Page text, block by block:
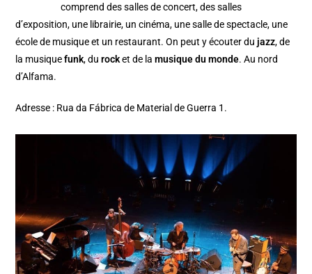
comprend des salles de concert, des salles
d’exposition, une librairie, un cinéma, une salle de spectacle, une
école de musique et un restaurant. On peut y écouter dujazz, de
la musiquefunk, durocket de lamusique du monde. Au nord
d’Alfama.
Adresse : Rua da Fábrica de Material de Guerra 1.